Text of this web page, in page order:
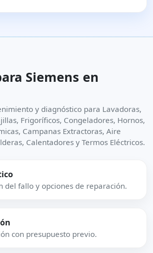
Siemens en
y diagnóstico para Lavadoras,
Frigoríficos, Congeladores, Hornos,
Campanas Extractoras, Aire
Calentadores y Termos Eléctricos.
del fallo y opciones de reparación.
con presupuesto previo.